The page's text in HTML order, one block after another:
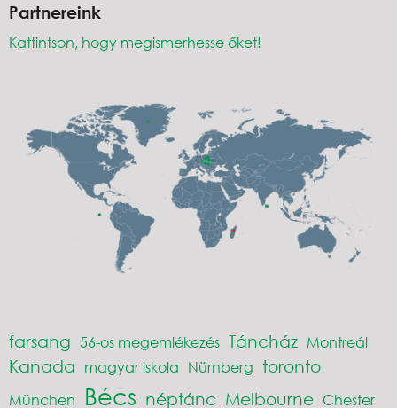
Partnereink
Kattintson, hogy megismerhesse őket!
farsang 56-os megemlékezés Táncház Montreál
Kanada magyar iskola Nürnberg toronto
München Bécs néptánc Melbourne Chester